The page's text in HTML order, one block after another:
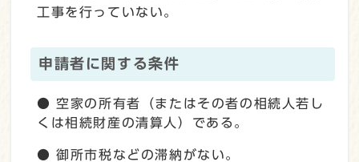
工事を行っていない。
申請者に関する条件
● 空家の所有者（またはその者の相続人若し
くは相続財産の清算人）である。
● 御所市税などの滞納がない。